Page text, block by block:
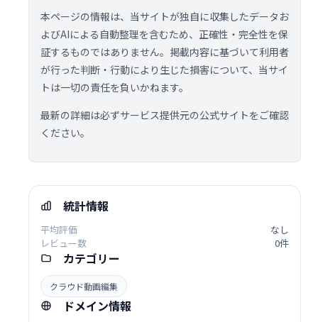
本ページの情報は、当サイトが独自に収集したデータお
よびAIによる自動整理を含むため、正確性・完全性を保
証するものではありません。掲載内容に基づいて利用者
が行った判断・行動により生じた損害について、当サイ
トは一切の責任を負いかねます。
最新の詳細は必ずサービス提供元の公式サイトをご確認
ください。
統計情報
平均評価
なし
レビュー数
0件
カテゴリー
クラウド動画編集
ドメイン情報